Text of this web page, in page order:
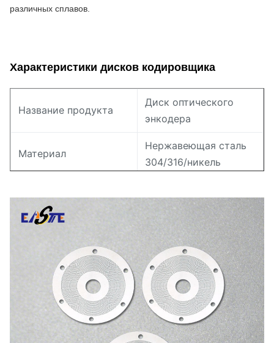
различных сплавов.
Характеристики дисков кодировщика
Название продукта
Диск оптического
энкодера
Материал
Нержавеющая сталь
304/316/никель
Толерантность ±0,005 мм
Минимальная ширина
линии
0,01 мм
Приложение Поворотный энкодер